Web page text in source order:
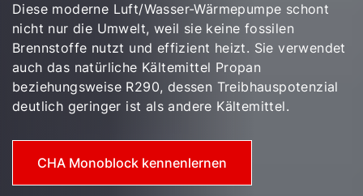
Diese moderne Luft/Wasser-Wärmepumpe schont
nicht nur die Umwelt, weil sie keine fossilen
Brennstoffe nutzt und effizient heizt. Sie verwendet
auch das natürliche Kältemittel Propan
beziehungsweise R290, dessen Treibhauspotenzial
deutlich geringer ist als andere Kältemittel.
CHA Monoblock kennenlernen